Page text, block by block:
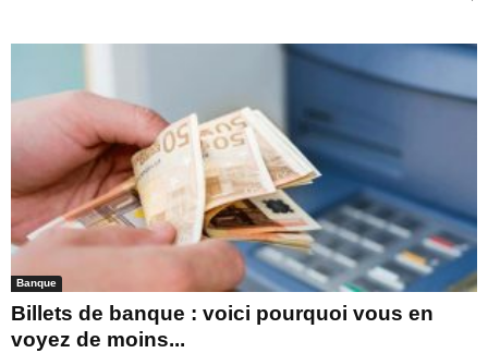
Banque
Billets de banque : voici pourquoi vous en
voyez de moins...